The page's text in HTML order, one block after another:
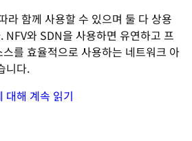
라 함께 사용할 수 있으며 둘 다 상용
NFV와 SDN을 사용하면 유연하고 프
를 효율적으로 사용하는 네트워크 아
니다.
대해 계속 읽기